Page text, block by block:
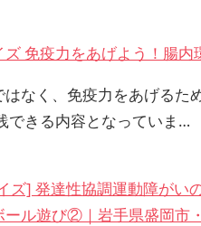
免疫力をあげよう！腸内
なく、免疫力をあげるた
できる内容となっていま…
ズ] 発達性協調運動障がい
ール遊び②｜岩手県盛岡市